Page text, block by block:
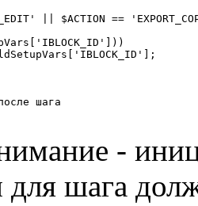
|| $ACTION ==
шага
-
для шага